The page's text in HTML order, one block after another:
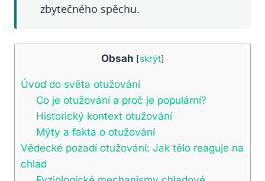
zbytečného spěchu.
Obsah [skrýt]
Úvod do světa otužování
Co je otužování a proč je populární?
Historický kontext otužování
Mýty a fakta o otužování
Vědecké pozadí otužování: Jak tělo reaguje na
chlad